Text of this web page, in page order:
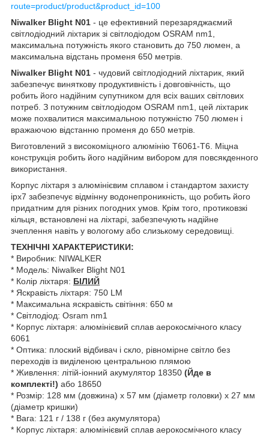
route=product/product&product_id=100
Niwalker Blight N01 - це ефективний перезаряджаємий
світлодіодний ліхтарик зі світлодіодом OSRAM nm1,
максимальна потужність якого становить до 750 люмен, а
максимальна відстань променя 650 метрів.
Niwalker Blight N01 - чудовий світлодіодний ліхтарик, який
забезпечує виняткову продуктивність і довговічність, що
робить його надійним супутником для всіх ваших світлових
потреб. З потужним світлодіодом OSRAM nm1, цей ліхтарик
може похвалитися максимальною потужністю 750 люмен і
вражаючою відстанню променя до 650 метрів.
Виготовлений з високоміцного алюмінію T6061-T6. Міцна
конструкція робить його надійним вибором для повсякденного
використання.
Корпус ліхтаря з алюмінієвим сплавом і стандартом захисту
ipx7 забезпечує відмінну водонепроникність, що робить його
придатним для різних погодних умов. Крім того, протиковзкі
кільця, встановлені на ліхтарі, забезпечують надійне
зчеплення навіть у вологому або слизькому середовищі.
ТЕХНІЧНІ ХАРАКТЕРИСТИКИ:
* Виробник: NIWALKER
* Модель: Niwalker Blight N01
* Колір ліхтаря: БІЛИЙ
* Яскравість ліхтаря: 750 LM
* Максимальна яскравість світіння: 650 м
* Світлодіод: Osram nm1
* Корпус ліхтаря: алюмінієвий сплав аерокосмічного класу
6061
* Оптика: плоский відбивач і скло, рівномірне світло без
переходів із виділеною центральною плямою
* Живлення: літій-іонний акумулятор 18350 (Йде в
комплекті!) або 18650
* Розмір: 128 мм (довжина) x 57 мм (діаметр головки) x 27 мм
(діаметр кришки)
* Вага: 121 г / 138 г (без акумулятора)
* Корпус ліхтаря: алюмінієвий сплав аерокосмічного класу